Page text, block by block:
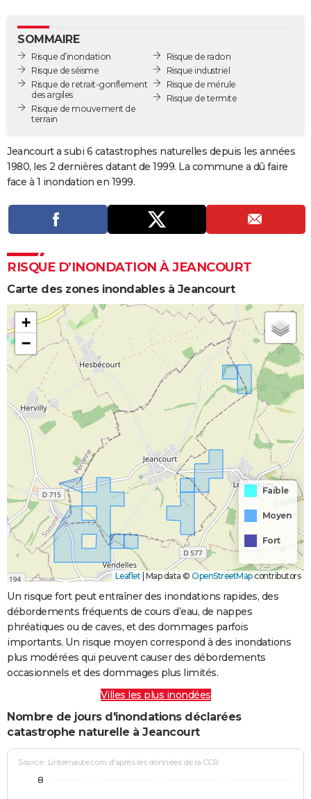
GUIDES D'ACHAT
BONS PLANS
CARTE DE VOEUX
Carte de Noël
Carte Bonne année
Carte Saint-Valentin
Carte Pâques
Carte d'anniversaire
Dictionnaire
Biographies
Citations
Expressions
Proverbes
PROGRAMME TV
COPAINS D'AVANT
Se connecter
Collèges
Universités
Entreprises
Service militaire
Avis de recherche
AVIS DE DÉCÈS
Bricolage
Lifestyle
Culture
Sport
Auto
Television
Voyage
Cinema
SOMMAIRE
Risque d’inondation
Risque de séisme
Risque de retrait-gonflement
des argiles
Risque de mouvement de
terrain
Risque de radon
Risque industriel
Risque de mérule
Risque de termite
Jeancourt a subi 6 catastrophes naturelles depuis les années
1980, les 2 dernières datant de 1999. La commune a dû faire
face à 1 inondation en 1999.
RISQUE D’INONDATION À JEANCOURT
Carte des zones inondables à Jeancourt
+
−
Faible
Moyen
Fort
Leaflet | Map data © OpenStreetMapcontributors
Un risque fort peut entraîner des inondations rapides, des
débordements fréquents de cours d’eau, de nappes
phréatiques ou de caves, et des dommages parfois
importants. Un risque moyen correspond à des inondations
plus modérées qui peuvent causer des débordements
occasionnels et des dommages plus limités.
Villes les plus inondées
Nombre de jours d'inondations déclarées
catastrophe naturelle à Jeancourt
Source : Linternaute.com d'après les données de la CCR
8